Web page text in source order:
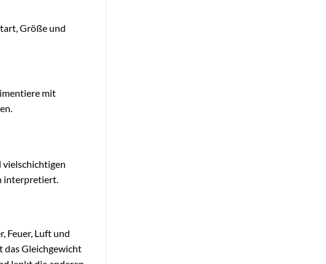
Größe und
mit
vielschichtigen
interpretiert.
Feuer, Luft und
das Gleichgewicht